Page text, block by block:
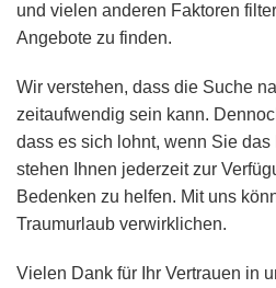
und vielen anderen Faktoren
Angebote zu finden.
Wir verstehen, dass die Suche
zeitaufwendig sein kann.
dass es sich lohnt, wenn Sie
stehen Ihnen jederzeit zur
Bedenken zu helfen. Mit uns
Traumurlaub verwirklichen.
Vielen Dank für Ihr Vertrauen in